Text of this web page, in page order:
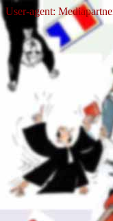
User-agent: